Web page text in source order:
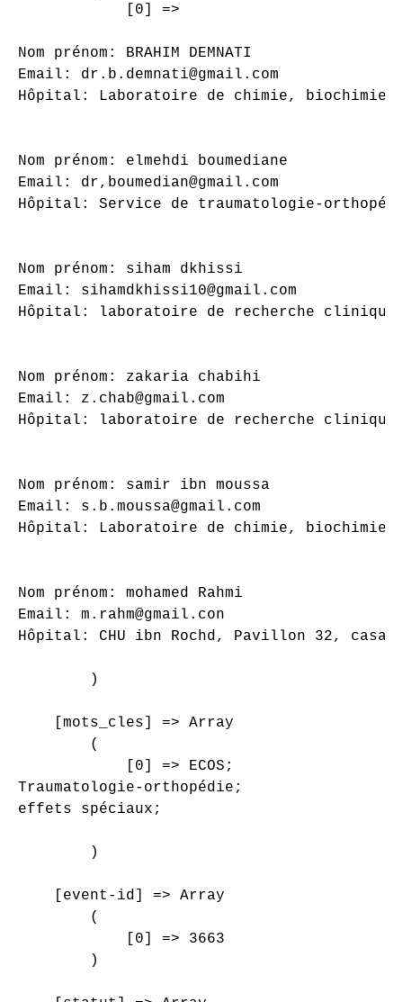
            [0] =>
Nom prénom: BRAHIM DEMNATI
Email: dr.b.demnati@gmail.com
Hôpital: Laboratoire de chimie, biochimie,
Nom prénom: elmehdi boumediane
Email: dr,boumedian@gmail.com
Hôpital: Service de traumatologie-
Nom prénom: siham dkhissi
Email: sihamdkhissi10@gmail.com
Hôpital: laboratoire de recherche clinique
Nom prénom: zakaria chabihi
Email: z.chab@gmail.com
Hôpital: laboratoire de recherche clinique
Nom prénom: samir ibn moussa
Email: s.b.moussa@gmail.com
Hôpital: Laboratoire de chimie, biochimie,
Nom prénom: mohamed Rahmi
Email: m.rahm@gmail.con
Hôpital: CHU ibn Rochd, Pavillon 32,
        )
    [mots_cles] => Array
        (
            [0] => ECOS;
Traumatologie-orthopédie;
effets spéciaux;
        )
    [event-id] => Array
        (
            [0] => 3663
        )